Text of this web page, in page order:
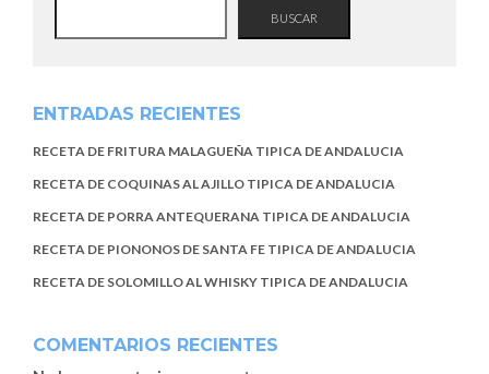
BUSCAR
ENTRADAS RECIENTES
RECETA DE FRITURA MALAGUEÑA TIPICA DE ANDALUCIA
RECETA DE COQUINAS AL AJILLO TIPICA DE ANDALUCIA
RECETA DE PORRA ANTEQUERANA TIPICA DE ANDALUCIA
RECETA DE PIONONOS DE SANTA FE TIPICA DE ANDALUCIA
RECETA DE SOLOMILLO AL WHISKY TIPICA DE ANDALUCIA
COMENTARIOS RECIENTES